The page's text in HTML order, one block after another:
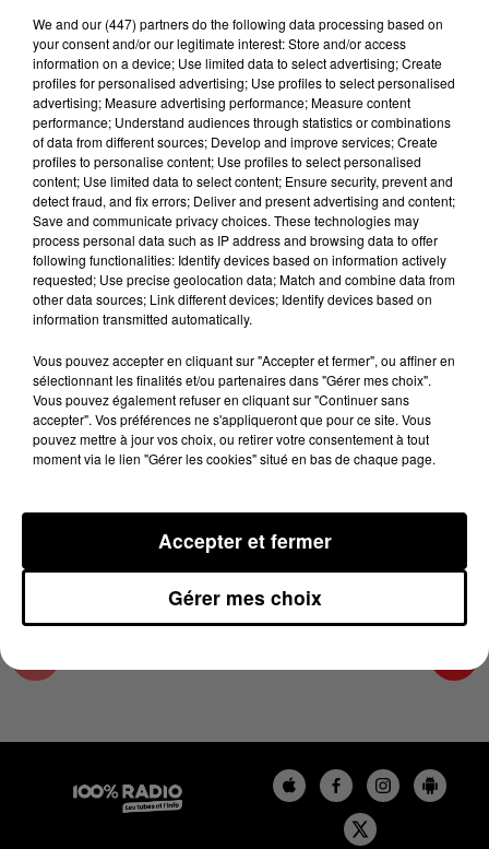
Lecture (1 min 14 sec)
100%
100% Radio l'agenda de Toulouse
12 décembre 2024 - 1 min 14 sec
L'AGENDA DE TOULOUSE DU 12/12/2024 À
16H37
L'agenda de Toulouse
We and our (447) partnersdo the following data processing based on
your consent and/or our legitimate interest: Store and/or access
information on a device; Use limited data to select advertising; Create
profiles for personalised advertising; Use profiles to select personalised
advertising; Measure advertising performance; Measure content
performance; Understand audiences through statistics or combinations
of data from different sources; Develop and improve services; Create
profiles to personalise content; Use profiles to select personalised
content; Use limited data to select content; Ensure security, prevent and
detect fraud, and fix errors; Deliver and present advertising and content;
Save and communicate privacy choices. These technologies may
process personal data such as IP address and browsing data to offer
following functionalities: Identify devices based on information actively
requested; Use precise geolocation data; Match and combine data from
other data sources; Link different devices; Identify devices based on
information transmitted automatically.
Vous pouvez accepter en cliquant sur "Accepter et fermer", ou affiner en
sélectionnant les finalités et/ou partenaires dans "Gérer mes choix".
Vous pouvez également refuser en cliquant sur "Continuer sans
accepter". Vos préférences ne s'appliqueront que pour ce site. Vous
pouvez mettre à jour vos choix, ou retirer votre consentement à tout
moment via le lien "Gérer les cookies" situé en bas de chaque page.
Gérer mes choix
Accepter et fermer